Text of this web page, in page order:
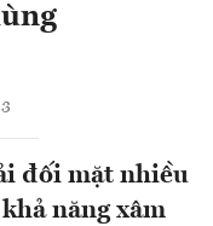
đối mặt nhiều
năng xâm